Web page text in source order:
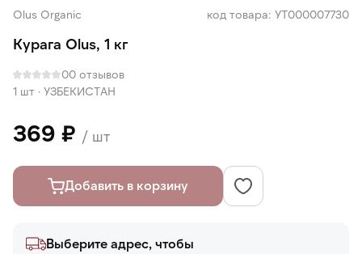
Olus Organic код товара: УТ000007730
Курага Olus, 1 кг
00 отзывов
1 шт · УЗБЕКИСТАН
369 ₽ / шт
Добавить в корзину
Выберите адрес, чтобы